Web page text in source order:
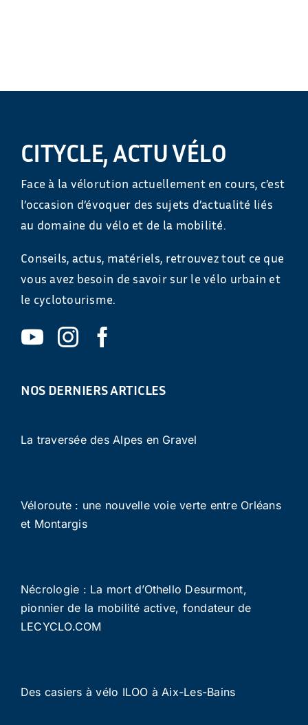
CITYCLE, ACTU VÉLO
Face à la vélorution actuellement en cours, c’est
l’occasion d’évoquer des sujets d’actualité liés
au domaine du vélo et de la mobilité.
Conseils, actus, matériels, retrouvez tout ce que
vous avez besoin de savoir sur le vélo urbain et
le cyclotourisme.
NOS DERNIERS ARTICLES
La traversée des Alpes en Gravel
Véloroute : une nouvelle voie verte entre Orléans
et Montargis
Nécrologie : La mort d’Othello Desurmont,
pionnier de la mobilité active, fondateur de
LECYCLO.COM
Des casiers à vélo ILOO à Aix-Les-Bains